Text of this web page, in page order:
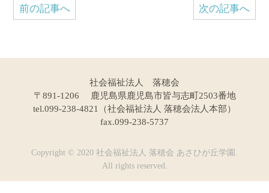
前の記事へ 次の記事へ
社会福祉法人 落穂会
〒891-1206 鹿児島県鹿児島市皆与志町2503番地
tel.099-238-4821（社会福祉法人 落穂会法人本部）
fax.099-238-5737
Copyright © 2020 社会福祉法人 落穂会 あさひが丘学園.
All rights reserved.